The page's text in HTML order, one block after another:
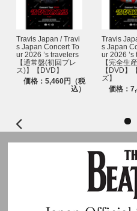
Travis Japan / Travi
s Japan Concert To
ur 2026 ’s travelers
【通常盤(初回プレ
ス)】【DVD】
価格：5,460円（税
込）
Travis
s Japan
ur 2026 ’s
【完全生
【DVD】
ズ】
価格：